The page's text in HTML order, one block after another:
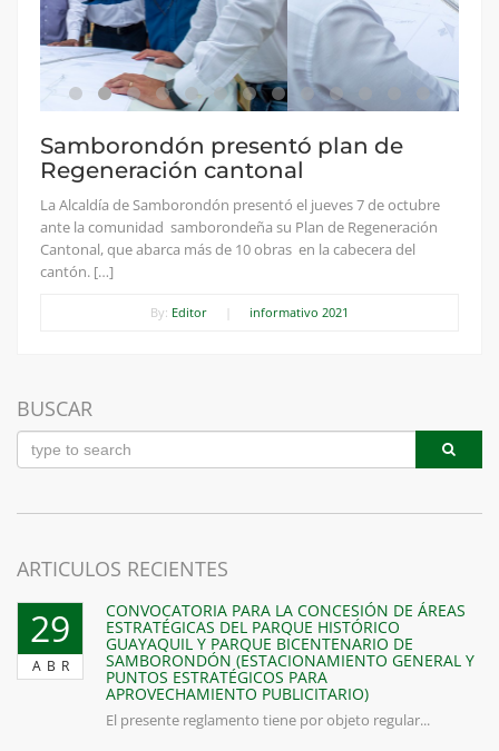
Samborondón presentó plan de
Regeneración cantonal
La Alcaldía de Samborondón presentó el jueves 7 de octubre
ante la comunidad samborondeña su Plan de Regeneración
Cantonal, que abarca más de 10 obras en la cabecera del
cantón. […]
By: Editor informativo 2021
BUSCAR
ARTICULOS RECIENTES
29
ABR
CONVOCATORIA PARA LA CONCESIÓN DE ÁREAS
ESTRATÉGICAS DEL PARQUE HISTÓRICO
GUAYAQUIL Y PARQUE BICENTENARIO DE
SAMBORONDÓN (ESTACIONAMIENTO GENERAL Y
PUNTOS ESTRATÉGICOS PARA
APROVECHAMIENTO PUBLICITARIO)
El presente reglamento tiene por objeto regular...